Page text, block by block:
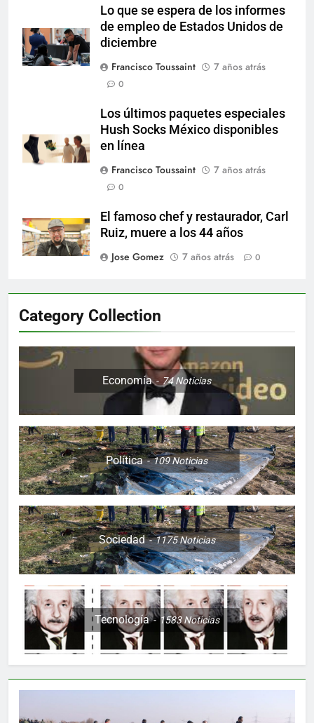
Lo que se espera de los informes
de empleo de Estados Unidos de
diciembre
Francisco Toussaint
7 años atrás
0
Los últimos paquetes especiales
Hush Socks México disponibles
en línea
Francisco Toussaint
7 años atrás
0
El famoso chef y restaurador, Carl
Ruiz, muere a los 44 años
Jose Gomez
7 años atrás 0
Category Collection
Economía 74Noticias
Política 109Noticias
Sociedad 1175Noticias
Tecnología 1583Noticias